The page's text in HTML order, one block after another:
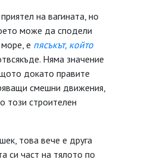
на вагината, но
може да сподели
е пясъкът, който
Няма значение
докато правите
смешни движения,
този строителен
това вече е друга
си част на тялото по